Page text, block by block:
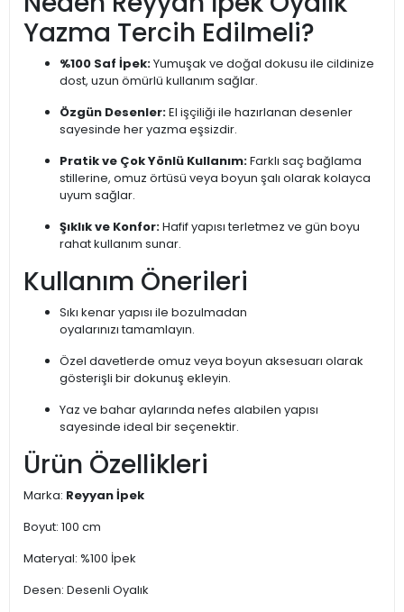
Yazma Tercih Edilmeli?
%100 Saf İpek:Yumuşak ve doğal dokusu ile cildinize
dost, uzun ömürlü kullanım sağlar.
Özgün Desenler:El işçiliği ile hazırlanan desenler
sayesinde her yazma eşsizdir.
Pratik ve Çok Yönlü Kullanım:Farklı saç bağlama
stillerine, omuz örtüsü veya boyun şalı olarak kolayca
uyum sağlar.
Şıklık ve Konfor:Hafif yapısı terletmez ve gün boyu
rahat kullanım sunar.
Kullanım Önerileri
Sıkı kenar yapısı ile bozulmadan
oyalarınızı tamamlayın.
Özel davetlerde omuz veya boyun aksesuarı olarak
gösterişli bir dokunuş ekleyin.
Yaz ve bahar aylarında nefes alabilen yapısı
sayesinde ideal bir seçenektir.
Ürün Özellikleri
Marka: Reyyan İpek
Boyut: 100 cm
Materyal: %100 İpek
Desen: Desenli Oyalık